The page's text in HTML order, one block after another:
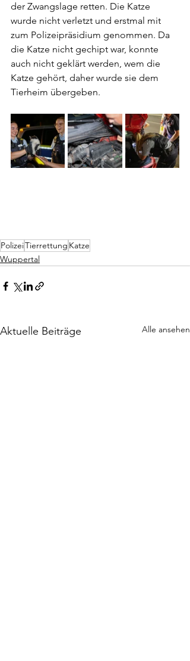
der Zwangslage retten. Die Katze
wurde nicht verletzt und erstmal mit
zum Polizeipräsidium genommen. Da
die Katze nicht gechipt war, konnte
auch nicht geklärt werden, wem die
Katze gehört, daher wurde sie dem
Tierheim übergeben.
PolizeiTierrettung Katze
Wuppertal
Aktuelle Beiträge Alle ansehen